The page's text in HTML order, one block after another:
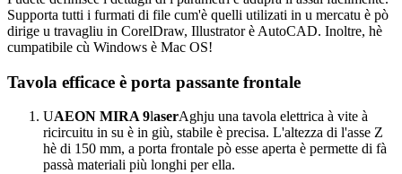
Supporta tutti i furmati di file cum'è quelli utilizati in u mercatu è pò
dirige u travagliu in CorelDraw, Illustrator è AutoCAD. Inoltre, hè
cumpatibile cù Windows è Mac OS!
Tavola efficace è porta passante frontale
UAEON MIRA 9laserAghju una tavola elettrica à vite à
ricircuitu in su è in giù, stabile è precisa. L'altezza di l'asse Z
hè di 150 mm, a porta frontale pò esse aperta è permette di fà
passà materiali più longhi per ella.